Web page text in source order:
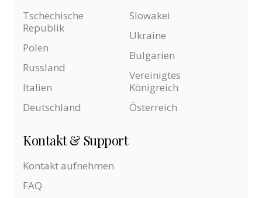
Tschechische
Republik
Polen
Russland
Italien
Deutschland
Slowakei
Ukraine
Bulgarien
Vereinigtes
Königreich
Österreich
Kontakt & Support
Kontakt aufnehmen
FAQ